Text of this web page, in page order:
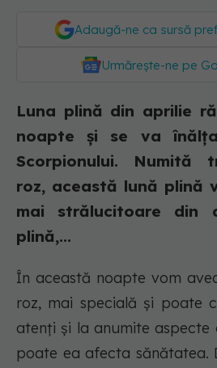
Adaugă-ne ca sursă
Urmărește-ne pe
Luna plină din aprilie
noapte și se va
Scorpionului. Numită
roz, această lună plină
mai strălucitoare din
plină,...
În această noapte vom
roz, mai specială și poate
atenți și la anumite aspecte
poate ea afecta sănătatea.